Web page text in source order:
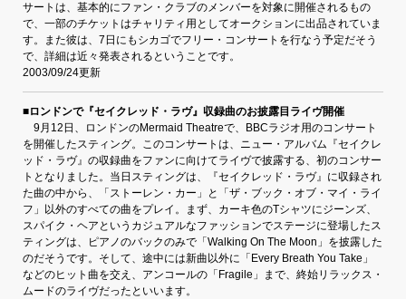
サートは、基本的にファン・クラブのメンバーを対象に開催されるもの
で、一部のチケットはチャリティ用としてオークションに出品されていま
す。また彼は、7日にもシカゴでフリー・コンサートを行なう予定だそう
で、詳細は近々発表されるということです。
2003/09/24更新
■ロンドンで『セイクレッド・ラヴ』収録曲のお披露目ライヴ開催
9月12日、ロンドンのMermaid Theatreで、BBCラジオ用のコンサート
を開催したスティング。このコンサートは、ニュー・アルバム『セイクレ
ッド・ラヴ』の収録曲をファンに向けてライヴで披露する、初のコンサー
トとなりました。当日スティングは、『セイクレッド・ラヴ』に収録され
た曲の中から、「ストーレン・カー」と「ザ・ブック・オブ・マイ・ライ
フ」以外のすべての曲をプレイ。まず、カーキ色のTシャツにジーンズ、
スパイク・ヘアというカジュアルなファッションでステージに登場したス
ティングは、ピアノのバックのみで「Walking On The Moon」を披露した
のだそうです。そして、途中には新曲以外に「Every Breath You Take」
などのヒット曲を交え、アンコールの「Fragile」まで、終始リラックス・
ムードのライヴだったといいます。